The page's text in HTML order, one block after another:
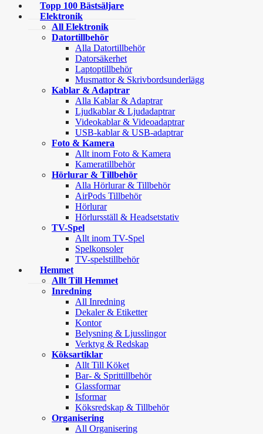
Topp 100 Bästsäljare
Elektronik
All Elektronik
Datortillbehör
Alla Datortillbehör
Datorsäkerhet
Laptoptillbehör
Musmattor & Skrivbordsunderlägg
Kablar & Adaptrar
Alla Kablar & Adaptrar
Ljudkablar & Ljudadaptrar
Videokablar & Videoadaptrar
USB-kablar & USB-adaptrar
Foto & Kamera
Allt inom Foto & Kamera
Kameratillbehör
Hörlurar & Tillbehör
Alla Hörlurar & Tillbehör
AirPods Tillbehör
Hörlurar
Hörlursställ & Headsetstativ
TV-Spel
Allt inom TV-Spel
Spelkonsoler
TV-spelstillbehör
Hemmet
Allt Till Hemmet
Inredning
All Inredning
Dekaler & Etiketter
Kontor
Belysning & Ljusslingor
Verktyg & Redskap
Köksartiklar
Allt Till Köket
Bar- & Sprittillbehör
Glassformar
Isformar
Köksredskap & Tillbehör
Organisering
All Organisering